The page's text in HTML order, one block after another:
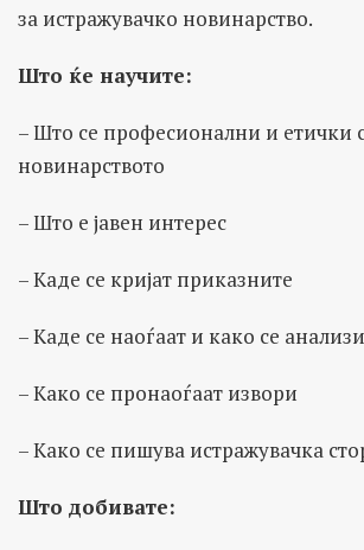
за истражувачко новинарство.
Што ќе научите:
– Што се професионални и етички
новинарството
– Што е јавен интерес
– Kаде се кријат приказните
– Каде се наоѓаат и како се
– Како се пронаоѓаат извори
– Како се пишува истражувачка
Што добивате: